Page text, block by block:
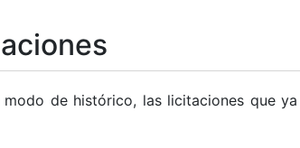
de histórico, las licitaciones que